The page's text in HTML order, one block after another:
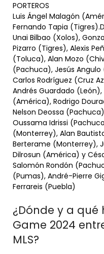
PORTEROS
Luis Ángel Malagón
Fernando Tapia
Unai Bilbao (Xolos),
Pizarro (Tigres), Alexis
(Toluca), Alan Mozo
(Pachuca), Jesús Angulo
Carlos Rodríguez (Cruz
Andrés Guardado
(América), Rodrigo
Nelson Deossa
Oussama Idrissi
(Monterrey), Alan
Berterame (Monterrey),
Dilrosun (América) y
Salomón Rondón
(Pumas), André-Pierre
Ferrareis (Puebla)
¿Dónde y a qué
Game 2024
MLS?